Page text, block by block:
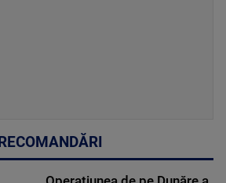
RECOMANDĂRI